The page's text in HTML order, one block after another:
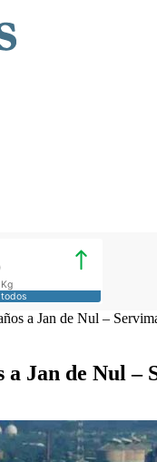
todos
a Jan de Nul –
Jan de Nul –